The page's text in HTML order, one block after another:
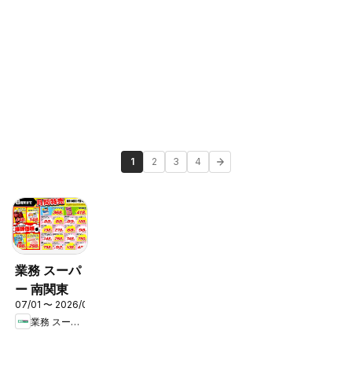
1 2 3 4
業務 スーパ
ー 南関東
07/01 〜 2026/08/31
業務 スーパー